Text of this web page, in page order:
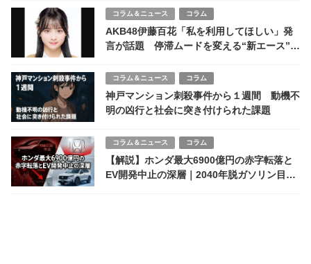
コラム＆ニュース コラム
AKB48伊藤百花「私を利用してほしい」発
言が話題 停滞ムードを変える“新エース”は
コラム＆ニュース コラム
神戸マンション刺殺事件から１週間 動機不
明の凶行と社会に突き付けられた課題
コラム＆ニュース コラム
【解説】ホンダ最大6900億円の赤字転落と
EV開発中止の深層｜2040年脱ガソリン目標